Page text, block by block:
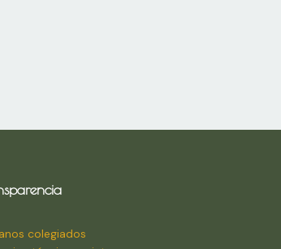
colegiados